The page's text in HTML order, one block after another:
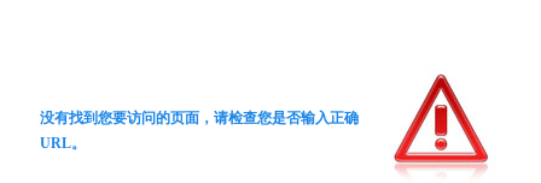
没有找到您要访问的页面，请检查您是否输入正确
URL。